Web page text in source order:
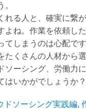
。
れる人と、確実に繋
よね。作業を依頼し
てしまうのは心配で
たくさんの人材から
ソーシング、労働力
はいかがでしょうか？
ドソーシング実践編,